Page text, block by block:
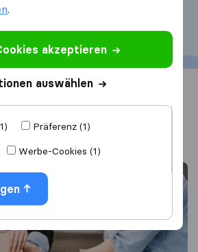
packen
packen
geschenkt bekommen?
.
akzeptieren
auswählen
Präferenz (1)
Werbe-Cookies (1)